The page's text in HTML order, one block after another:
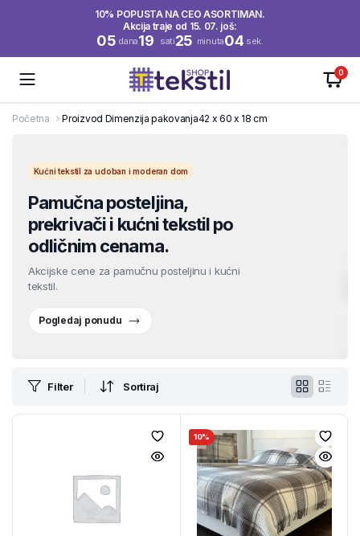
10% POPUSTA NA CEO ASORTIMAN.
Akcija traje od 15. 07. još:
05 dana19 sati25 minuta04 sek.
0
Početna Proizvod Dimenzija pakovanja42 x 60 x 18 cm
Kućni tekstil za udoban i moderan dom
Pamučna posteljina,
prekrivači i kućni tekstil po
odličnim cenama.
Akcijske cene za pamučnu posteljinu i kućni
tekstil.
Pogledaj ponudu
Filter Sortiraj
10%